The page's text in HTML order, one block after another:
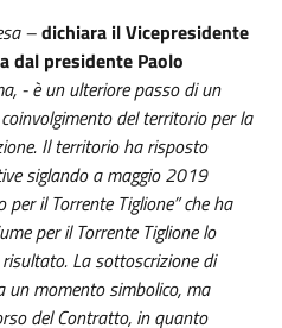
–dichiara il Vicepresidente
dal presidente Paolo
- è un ulteriore passo di un
del territorio per la
Il territorio ha risposto
siglando a maggio 2019
il Torrente Tiglione” che ha
per il Torrente Tiglione lo
La sottoscrizione di
momento simbolico, ma
del Contratto, in quanto